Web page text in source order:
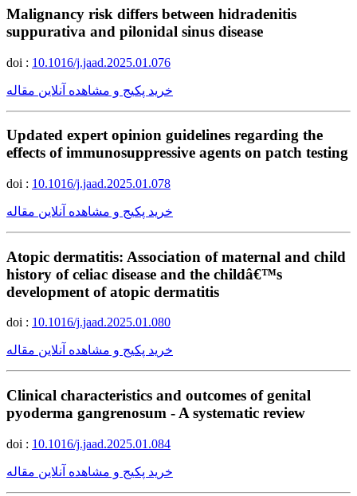
Malignancy risk differs between hidradenitis
suppurativa and pilonidal sinus disease
doi : 10.1016/j.jaad.2025.01.076
خرید پکیج و مشاهده آنلاین مقاله
Updated expert opinion guidelines regarding the
effects of immunosuppressive agents on patch testing
doi : 10.1016/j.jaad.2025.01.078
خرید پکیج و مشاهده آنلاین مقاله
Atopic dermatitis: Association of maternal and child
history of celiac disease and the childâ€™s
development of atopic dermatitis
doi : 10.1016/j.jaad.2025.01.080
خرید پکیج و مشاهده آنلاین مقاله
Clinical characteristics and outcomes of genital
pyoderma gangrenosum - A systematic review
doi : 10.1016/j.jaad.2025.01.084
خرید پکیج و مشاهده آنلاین مقاله